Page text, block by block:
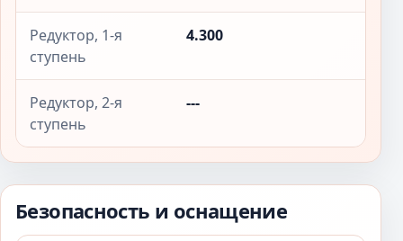
Редуктор, 1-я
ступень
4.300
Редуктор, 2-я
ступень
---
Безопасность и оснащение